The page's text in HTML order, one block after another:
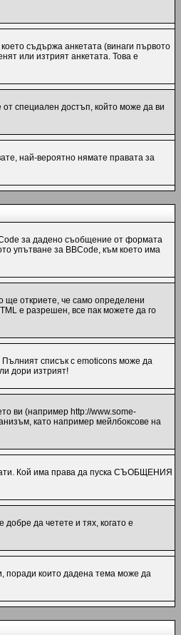
съдържа анкетата (винаги първото
или изтрият анкетата. Това е
специален достъп, който може да ви
най-вероятно нямате правата за
за дадено съобщение от формата
упътване за BBCode, към което има
ще откриете, че само определени
е разрешен, все пак можете да го
Пълният списък с emoticons може да
дори изтрият!
ви (например http://www.some-
като например мейлбоксове на
Кой има права да пуска СЪОБЩЕНИЯ
да четете и тях, когато е
поради които дадена тема може да